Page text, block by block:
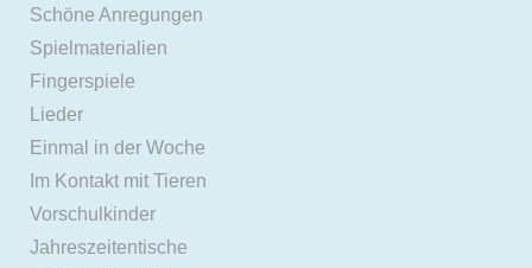
Schöne Anregungen
Spielmaterialien
Fingerspiele
Lieder
Einmal in der Woche
Im Kontakt mit Tieren
Vorschulkinder
Jahreszeitentische